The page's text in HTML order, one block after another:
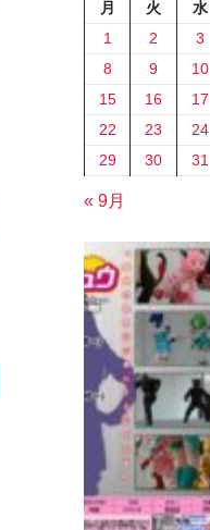
月 火 水
1
2 3
8
9 10
15
16 17
22
23 24
29
30 31
« 9月